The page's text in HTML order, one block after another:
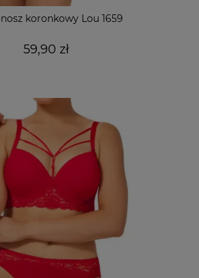
koronkowy Lou 1659
59,90 zł